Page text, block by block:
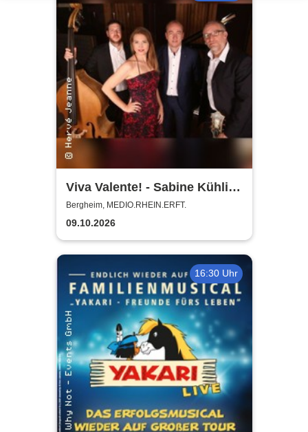
Viva Valente! - Sabine Kühlich
& Jörg Seidel Trio - Tribute to
Catarina Vatente
Bergheim, MEDIO.RHEIN.ERFT.
09.10.2026
16:30 Uhr